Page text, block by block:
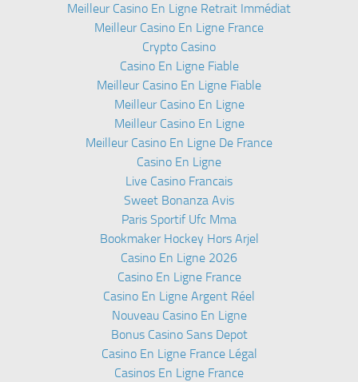
Meilleur Casino En Ligne Retrait Immédiat
Meilleur Casino En Ligne France
Crypto Casino
Casino En Ligne Fiable
Meilleur Casino En Ligne Fiable
Meilleur Casino En Ligne
Meilleur Casino En Ligne
Meilleur Casino En Ligne De France
Casino En Ligne
Live Casino Francais
Sweet Bonanza Avis
Paris Sportif Ufc Mma
Bookmaker Hockey Hors Arjel
Casino En Ligne 2026
Casino En Ligne France
Casino En Ligne Argent Réel
Nouveau Casino En Ligne
Bonus Casino Sans Depot
Casino En Ligne France Légal
Casinos En Ligne France